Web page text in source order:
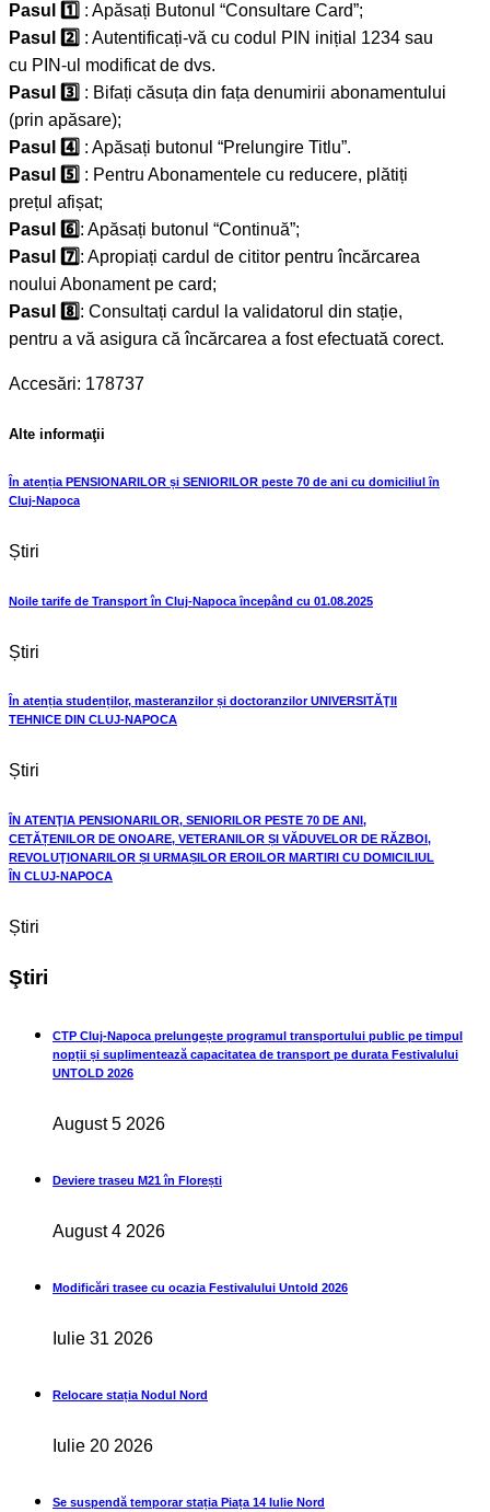
Pasul 1️⃣ : Apăsați Butonul “Consultare Card”;
Pasul 2️⃣ : Autentificați-vă cu codul PIN inițial 1234 sau
cu PIN-ul modificat de dvs.
Pasul 3️⃣ : Bifați căsuța din fața denumirii abonamentului
(prin apăsare);
Pasul 4️⃣ : Apăsați butonul “Prelungire Titlu”.
Pasul 5️⃣ : Pentru Abonamentele cu reducere, plătiți
prețul afișat;
Pasul 6️⃣: Apăsați butonul “Continuă”;
Pasul 7️⃣: Apropiați cardul de cititor pentru încărcarea
noului Abonament pe card;
Pasul 8️⃣: Consultați cardul la validatorul din stație,
pentru a vă asigura că încărcarea a fost efectuată corect.
Accesări: 178737
Alte informaţii
În atenția PENSIONARILOR și SENIORILOR peste 70 de ani cu domiciliul ȋn
Cluj-Napoca
Știri
Noile tarife de Transport în Cluj-Napoca ȋncepând cu 01.08.2025
Știri
În atenția studenților, masteranzilor și doctoranzilor UNIVERSITĂŢII
TEHNICE DIN CLUJ-NAPOCA
Știri
ÎN ATENŢIA PENSIONARILOR, SENIORILOR PESTE 70 DE ANI,
CETĂȚENILOR DE ONOARE, VETERANILOR ȘI VĂDUVELOR DE RĂZBOI,
REVOLUŢIONARILOR ȘI URMAȘILOR EROILOR MARTIRI CU DOMICILIUL
ȊN CLUJ-NAPOCA
Știri
Ştiri
CTP Cluj-Napoca prelungește programul transportului public pe timpul
nopții și suplimentează capacitatea de transport pe durata Festivalului
UNTOLD 2026
August 5 2026
Deviere traseu M21 în Florești
August 4 2026
Modificări trasee cu ocazia Festivalului Untold 2026
Iulie 31 2026
Relocare stația Nodul Nord
Iulie 20 2026
Se suspendă temporar stația Piața 14 Iulie Nord